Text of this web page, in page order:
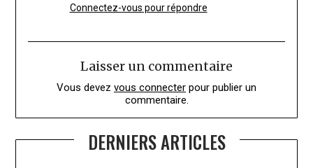
Connectez-vous pour répondre
Laisser un commentaire
Vous devez vous connecter pour publier un
commentaire.
DERNIERS ARTICLES